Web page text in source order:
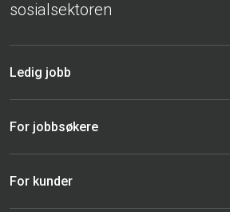
sosialsektoren
Ledig jobb
For jobbsøkere
For kunder